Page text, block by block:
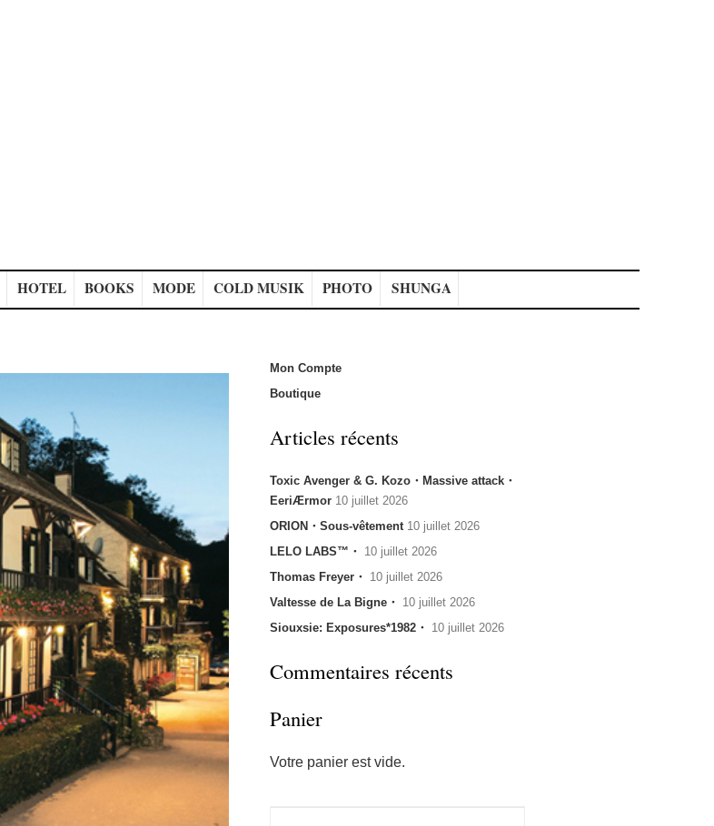
HOTEL BOOKS MODE COLD MUSIK PHOTO SHUNGA
Mon Compte
Boutique
Articles récents
Toxic Avenger & G. Kozo・Massive attack・
EeriÆrmor 10 juillet 2026
ORION・Sous-vêtement 10 juillet 2026
LELO LABS™・ 10 juillet 2026
Thomas Freyer・ 10 juillet 2026
Valtesse de La Bigne・ 10 juillet 2026
Siouxsie: Exposures*1982・ 10 juillet 2026
Commentaires récents
Panier
Votre panier est vide.